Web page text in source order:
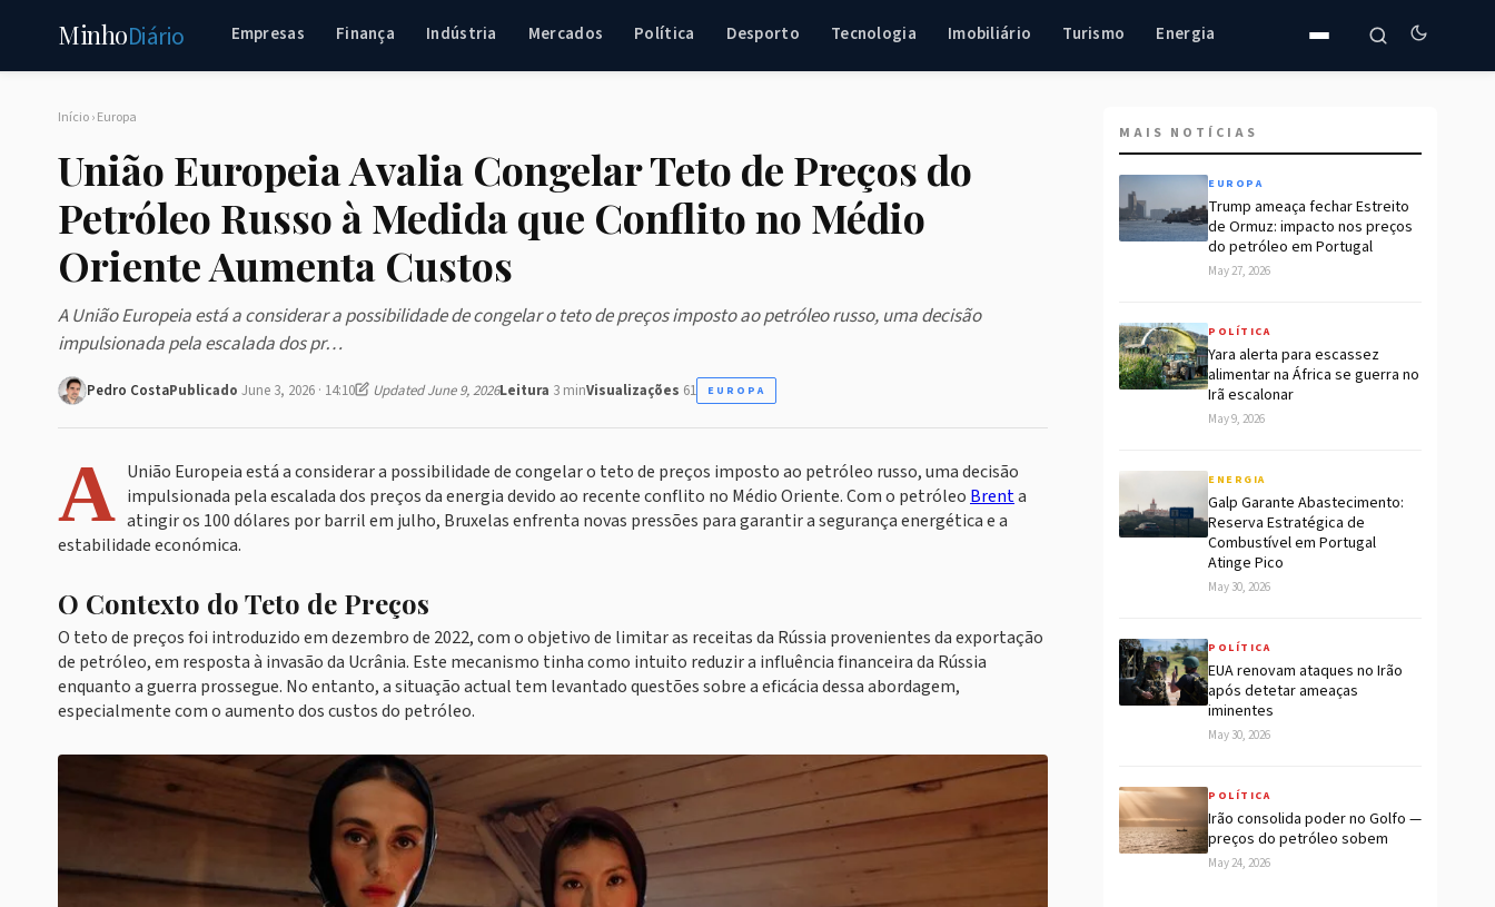
MinhoDiário Empresas Finança Indústria Mercados Política Desporto Tecnologia Imobiliário Turismo Energia
Início›Europa
União Europeia Avalia Congelar Teto de Preços do
Petróleo Russo à Medida que Conflito no Médio
Oriente Aumenta Custos
A União Europeia está a considerar a possibilidade de congelar o teto de preços imposto ao petróleo russo, uma decisão
impulsionada pela escalada dos pr…
Pedro CostaPublicado June 3, 2026 · 14:10 Updated June 9, 2026Leitura 3 minVisualizações 61 EUROPA
A União Europeia está a considerar a possibilidade de congelar o teto de preços imposto ao petróleo russo, uma decisão
impulsionada pela escalada dos preços da energia devido ao recente conflito no Médio Oriente. Com o petróleo Brenta
atingir os 100 dólares por barril em julho, Bruxelas enfrenta novas pressões para garantir a segurança energética e a
estabilidade económica.
O Contexto do Teto de Preços
O teto de preços foi introduzido em dezembro de 2022, com o objetivo de limitar as receitas da Rússia provenientes da exportação
de petróleo, em resposta à invasão da Ucrânia. Este mecanismo tinha como intuito reduzir a influência financeira da Rússia
enquanto a guerra prossegue. No entanto, a situação actual tem levantado questões sobre a eficácia dessa abordagem,
especialmente com o aumento dos custos do petróleo.
MAIS NOTÍCIAS
EUROPA
Trump ameaça fechar Estreito
de Ormuz: impacto nos preços
do petróleo em Portugal
May 27, 2026
POLÍTICA
Yara alerta para escassez
alimentar na África se guerra no
Irã escalonar
May 9, 2026
ENERGIA
Galp Garante Abastecimento:
Reserva Estratégica de
Combustível em Portugal
Atinge Pico
May 30, 2026
POLÍTICA
EUA renovam ataques no Irão
após detetar ameaças
iminentes
May 30, 2026
POLÍTICA
Irão consolida poder no Golfo —
preços do petróleo sobem
May 24, 2026